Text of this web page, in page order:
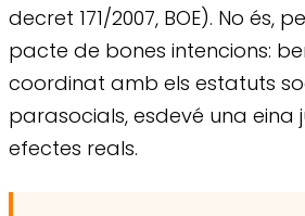
decret 171/2007, BOE). No és,
pacte de bones intencions:
coordinat amb els estatuts
parasocials, esdevé una eina
efectes reals.